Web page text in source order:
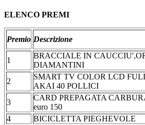
ELENCO PREMI
Premio Descrizione
1
BRACCIALE IN
DIAMANTINI
2
SMART TV COLOR LCD
AKAI 40 POLLICI
3
CARD PREPAGATA
euro 150
4
BICICLETTA PIEGHEVOLE